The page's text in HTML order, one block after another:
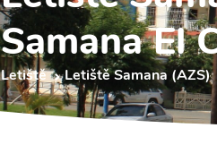
Samana El
Letiště Letiště Samana (AZS)